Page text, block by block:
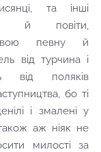
та інші
й повіти,
певну й
від турчина і
від поляків
бо ті
і змалені у
також аж ніяк не
милості за